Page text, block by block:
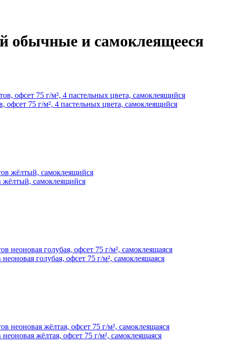
обычные и самоклеящееся
офсет 75 г/м², 4 пастельных цвета, самоклеящийся
жёлтый, самоклеящийся
голубая, офсет 75 г/м², самоклеящаяся
жёлтая, офсет 75 г/м², самоклеящаяся